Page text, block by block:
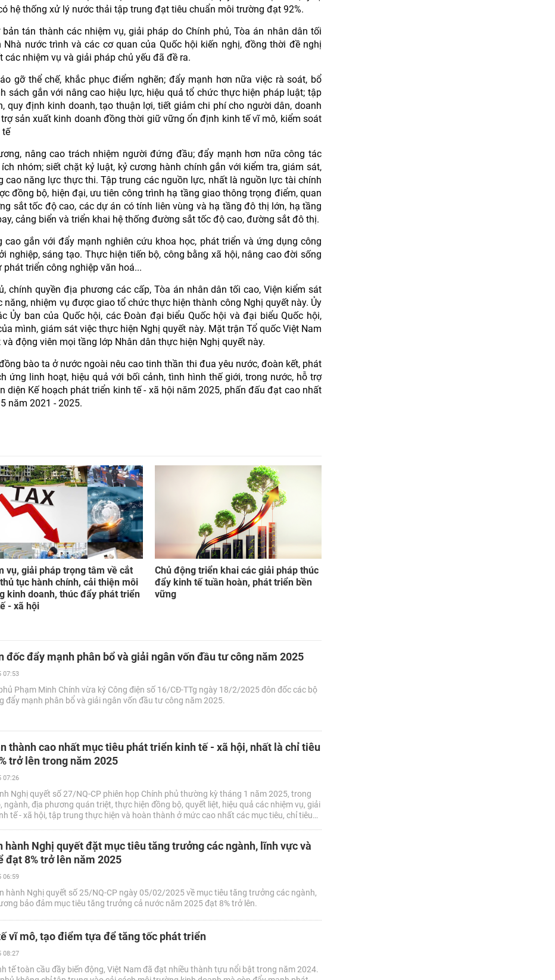
hệ thống xử lý nước thải tập trung đạt tiêu chuẩn môi trường đạt 92%.
tán thành các nhiệm vụ, giải pháp do Chính phủ, Tòa án nhân dân tối
nước trình và các cơ quan của Quốc hội kiến nghị, đồng thời đề nghị
nhiệm vụ và giải pháp chủ yếu đã đề ra.
gỡ thể chế, khắc phục điểm nghẽn; đẩy mạnh hơn nữa việc rà soát, bổ
sách gắn với nâng cao hiệu lực, hiệu quả tổ chức thực hiện pháp luật; tập
quy định kinh doanh, tạo thuận lợi, tiết giảm chi phí cho người dân, doanh
sản xuất kinh doanh đồng thời giữ vững ổn định kinh tế vĩ mô, kiểm soát
tế
nâng cao trách nhiệm người đứng đầu; đẩy mạnh hơn nữa công tác
nhóm; siết chặt kỷ luật, kỷ cương hành chính gắn với kiểm tra, giám sát,
cao năng lực thực thi. Tập trung các nguồn lực, nhất là nguồn lực tài chính
đồng bộ, hiện đại, ưu tiên công trình hạ tầng giao thông trọng điểm, quan
sắt tốc độ cao, các dự án có tính liên vùng và hạ tầng đô thị lớn, hạ tầng
cảng biển và triển khai hệ thống đường sắt tốc độ cao, đường sắt đô thị.
gắn với đẩy mạnh nghiên cứu khoa học, phát triển và ứng dụng công
nghiệp, sáng tạo. Thực hiện tiến bộ, công bằng xã hội, nâng cao đời sống
triển công nghiệp văn hoá...
chính quyền địa phương các cấp, Tòa án nhân dân tối cao, Viện kiểm sát
nhiệm vụ được giao tổ chức thực hiện thành công Nghị quyết này. Ủy
Ủy ban của Quốc hội, các Đoàn đại biểu Quốc hội và đại biểu Quốc hội,
mình, giám sát việc thực hiện Nghị quyết này. Mặt trận Tổ quốc Việt Nam
động viên mọi tầng lớp Nhân dân thực hiện Nghị quyết này.
bào ta ở nước ngoài nêu cao tinh thần thi đua yêu nước, đoàn kết, phát
ứng linh hoạt, hiệu quả với bối cảnh, tình hình thế giới, trong nước, hỗ trợ
diện Kế hoạch phát triển kinh tế - xã hội năm 2025, phấn đấu đạt cao nhất
năm 2021 - 2025.
vụ, giải pháp trọng tâm về cắt
tục hành chính, cải thiện môi
kinh doanh, thúc đẩy phát triển
- xã hội
Chủ động triển khai các giải pháp thúc
đẩy kinh tế tuần hoàn, phát triển bền
vững
đốc đẩy mạnh phân bổ và giải ngân vốn đầu tư công năm 2025
07:53
Phạm Minh Chính vừa ký Công điện số 16/CĐ-TTg ngày 18/2/2025 đôn đốc các bộ
đẩy mạnh phân bổ và giải ngân vốn đầu tư công năm 2025.
thành cao nhất mục tiêu phát triển kinh tế - xã hội, nhất là chỉ tiêu
trở lên trong năm 2025
07:26
Nghị quyết số 27/NQ-CP phiên họp Chính phủ thường kỳ tháng 1 năm 2025, trong
ngành, địa phương quán triệt, thực hiện đồng bộ, quyết liệt, hiệu quả các nhiệm vụ, giải
tế - xã hội, tập trung thực hiện và hoàn thành ở mức cao nhất các mục tiêu, chỉ tiêu
hành Nghị quyết đặt mục tiêu tăng trưởng các ngành, lĩnh vực và
đạt 8% trở lên năm 2025
06:59
hành Nghị quyết số 25/NQ-CP ngày 05/02/2025 về mục tiêu tăng trưởng các ngành,
bảo đảm mục tiêu tăng trưởng cả nước năm 2025 đạt 8% trở lên.
vĩ mô, tạo điểm tựa để tăng tốc phát triển
08:27
tế toàn cầu đầy biến động, Việt Nam đã đạt nhiều thành tựu nổi bật trong năm 2024.